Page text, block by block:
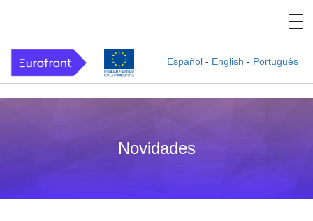
Español - English - Português
Novidades